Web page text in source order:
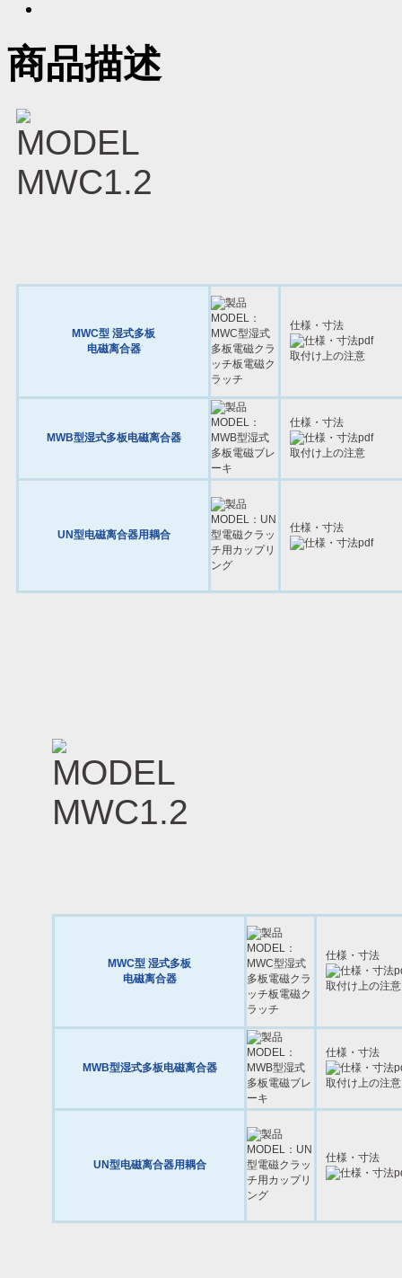
商品描述
MWC型 湿式多板
电磁离合器
仕様・寸法
取付け上の注意
MWB型湿式多板电磁离合器
仕様・寸法
取付け上の注意
UN型电磁离合器用耦合
仕様・寸法
MWC型 湿式多板
电磁离合器
仕様・寸法
取付け上の注
MWB型湿式多板电磁离合器
仕様・寸法
取付け上の注
UN型电磁离合器用耦合
仕様・寸法